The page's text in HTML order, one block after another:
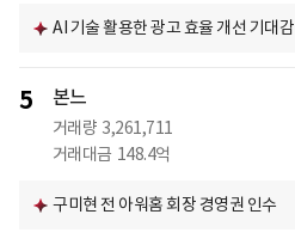
AI 기술 활용한 광고 효율 개선 기대감
5 본느
거래량 3,261,711
거래대금 148.4억
구미현 전 아워홈 회장 경영권 인수